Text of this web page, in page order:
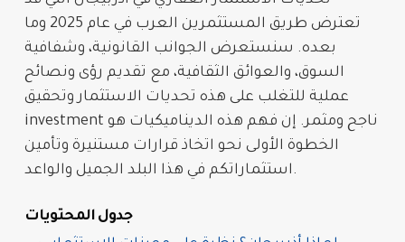
تعترض طريق المستثمرين العرب
في عام 2025 وما
بعده. سنستعرض الجوانب القانونية، وشفافية
السوق، والعوائق الثقافية، مع تقديم رؤى ونصائح
عملية للتغلب على هذه تحديات الاستثمار وتحقيق
investment
الخطوة الأولى نحو اتخاذ قرارات مستنيرة وتأمين
استثماراتكم في هذا البلد الجميل والواعد.
جدول المحتويات